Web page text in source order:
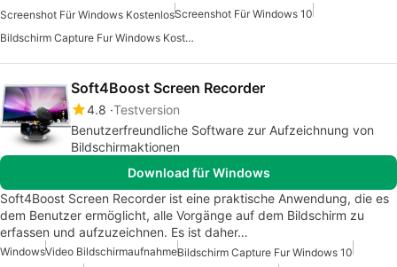
Screenshot Für Windows KostenlosScreenshot Für Windows 10
Bildschirm Capture Fur Windows Kostenlos
Soft4Boost Screen Recorder
4.8 Testversion
Benutzerfreundliche Software zur Aufzeichnung von
Bildschirmaktionen
Download für Windows
Soft4Boost Screen Recorder ist eine praktische Anwendung, die es
dem Benutzer ermöglicht, alle Vorgänge auf dem Bildschirm zu
erfassen und aufzuzeichnen. Es ist daher…
WindowsVideo BildschirmaufnahmeBildschirm Capture Fur Windows 10